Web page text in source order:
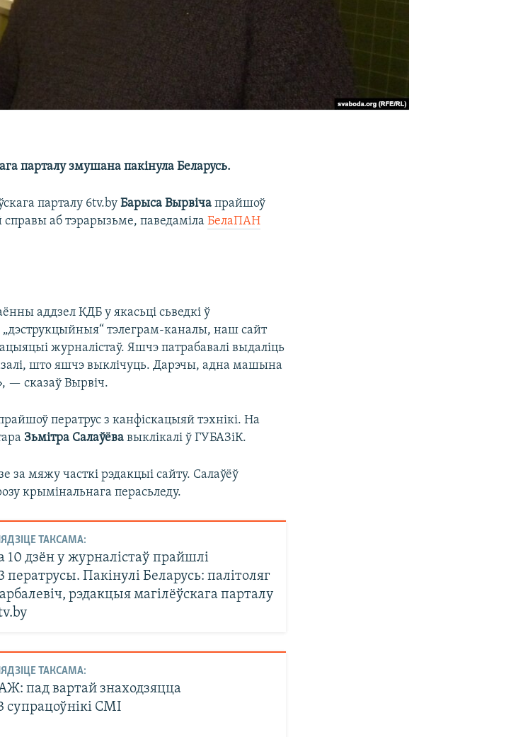
парталу змушана пакінула Беларусь.
парталу 6tv.byБарыса Вырвіча прайшоў
аб тэрарызьме, паведамілаБелаПАН
аддзел КДБ у якасьці сьведкі ў
„дэструкцыйныя“ тэлеграм-каналы, наш сайт
журналістаў. Яшчэ патрабавалі выдаліць
што яшчэ выклічуць. Дарэчы, адна машына
— сказаў Вырвіч.
ператрус з канфіскацыяй тэхнікі. На
Зьмітра Салаўёва выклікалі ў ГУБАЗіК.
за мяжу часткі рэдакцыі сайту. Салаўёў
крымінальнага перасьледу.
ТАКСАМА:
10 дзён у журналістаў прайшлі
ператрусы. Пакінулі Беларусь: палітоляг
рэдакцыя магілёўскага парталу
ТАКСАМА:
пад вартай знаходзяцца
супрацоўнікі СМІ